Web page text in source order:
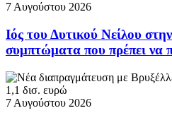
7 Αυγούστου 2026
Ιός του Δυτικού Νείλου
συμπτώματα που πρέπει να
7 Αυγούστου 2026